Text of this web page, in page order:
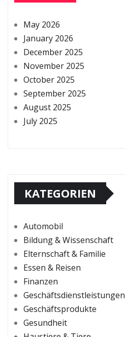
May 2026
January 2026
December 2025
November 2025
October 2025
September 2025
August 2025
July 2025
KATEGORIEN
Automobil
Bildung & Wissenschaft
Elternschaft & Familie
Essen & Reisen
Finanzen
Geschäftsdienstleistungen
Geschäftsprodukte
Gesundheit